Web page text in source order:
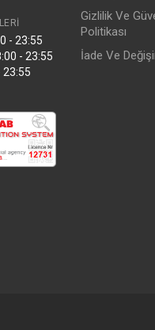
- 23:55
- 23:55
23:55
Gizlilik Ve
Politikası
İade Ve